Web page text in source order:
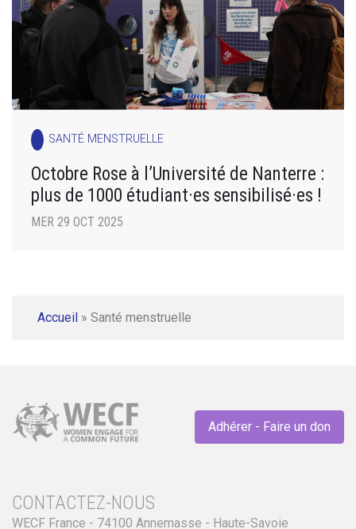
SANTÉ MENSTRUELLE
Octobre Rose à l’Université de Nanterre :
plus de 1000 étudiant·es sensibilisé·es !
MER 29 OCT 2025
Accueil » Santé menstruelle
Adhérer - Faire un don
CONTACTEZ-NOUS
WECF France - 74100 Annemasse - Haute-Savoie